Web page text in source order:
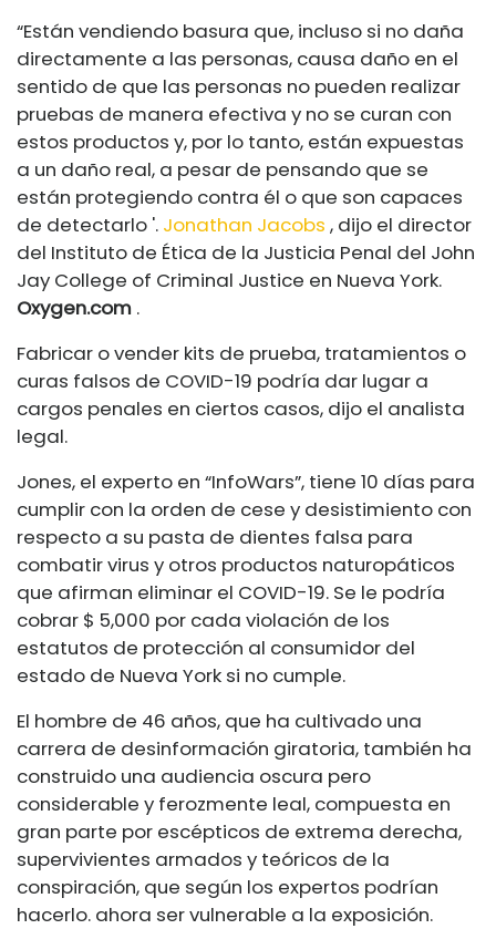
“Están vendiendo basura que, incluso si no daña
directamente a las personas, causa daño en el
sentido de que las personas no pueden realizar
pruebas de manera efectiva y no se curan con
estos productos y, por lo tanto, están expuestas
a un daño real, a pesar de pensando que se
están protegiendo contra él o que son capaces
de detectarlo '. Jonathan Jacobs , dijo el director
del Instituto de Ética de la Justicia Penal del John
Jay College of Criminal Justice en Nueva York.
Oxygen.com .
Fabricar o vender kits de prueba, tratamientos o
curas falsos de COVID-19 podría dar lugar a
cargos penales en ciertos casos, dijo el analista
legal.
Jones, el experto en “InfoWars”, tiene 10 días para
cumplir con la orden de cese y desistimiento con
respecto a su pasta de dientes falsa para
combatir virus y otros productos naturopáticos
que afirman eliminar el COVID-19. Se le podría
cobrar $ 5,000 por cada violación de los
estatutos de protección al consumidor del
estado de Nueva York si no cumple.
El hombre de 46 años, que ha cultivado una
carrera de desinformación giratoria, también ha
construido una audiencia oscura pero
considerable y ferozmente leal, compuesta en
gran parte por escépticos de extrema derecha,
supervivientes armados y teóricos de la
conspiración, que según los expertos podrían
hacerlo. ahora ser vulnerable a la exposición.